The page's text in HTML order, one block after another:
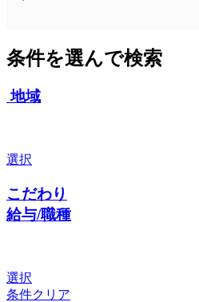
条件を選んで検索
地域
選択
こだわり
給与/職種
選択
条件クリア